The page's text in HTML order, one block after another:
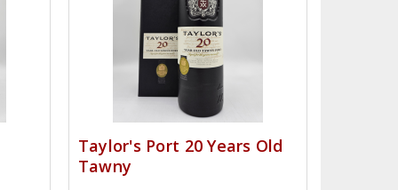
Taylor's Port 20 Years Old
Tawny